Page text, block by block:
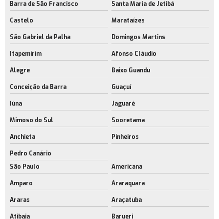
Construção de galpão eficiente no rj
Serviço de construção de galpão eficiente
Empresa de construção de galpão eficiente no rj
Construção de galpão logístico
Construção de galpão logístico no rj
Construção de galpão modular no rio de janeiro
Construção de galpão no rj
Construção de galpão sob medida no rio de janeiro
Construção de galpões modulares
Construção de galpões modulares no rj
Barra de São Francisco Santa Maria de Jetibá
Castelo Marataízes
São Gabriel da Palha Domingos Martins
Itapemirim Afonso Cláudio
Alegre Baixo Guandu
Conceição da Barra Guaçuí
Iúna Jaguaré
Mimoso do Sul Sooretama
Anchieta Pinheiros
Pedro Canário
São Paulo
Americana
Amparo Araraquara
Araras Araçatuba
Atibaia Barueri